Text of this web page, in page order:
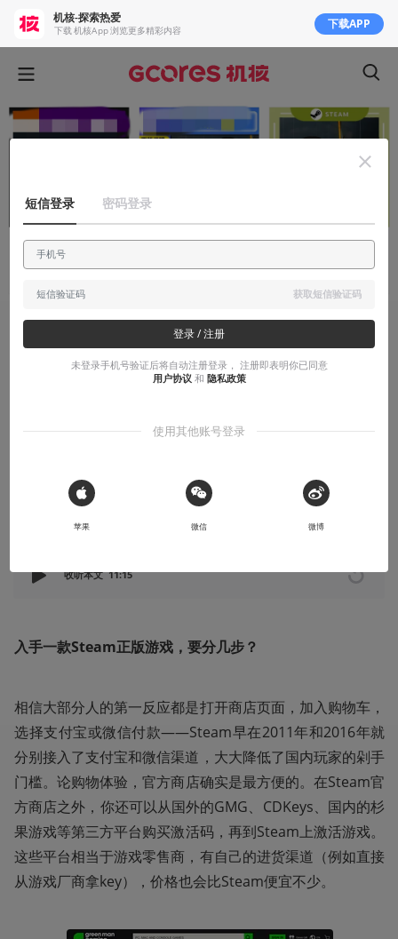
你在淘宝买过Steam游戏吗？我和其中一
“骗子故意要搞你，你一点办法都没有”
本文系用户投稿，不代表机核网观点
收听本文 11:15
入手一款Steam正版游戏，要分几步？
相信大部分人的第一反应都是打开商店页面，加入购物车，
选择支付宝或微信付款——Steam早在2011年和2016年就
分别接入了支付宝和微信渠道，大大降低了国内玩家的剁手
门槛。论购物体验，官方商店确实是最方便的。在Steam官
方商店之外，你还可以从国外的GMG、CDKeys、国内的杉
果游戏等第三方平台购买激活码，再到Steam上激活游戏。
这些平台相当于游戏零售商，有自己的进货渠道（例如直接
从游戏厂商拿key），价格也会比Steam便宜不少。
机核-探索热爱
下载 机核App 浏览更多精彩内容 下载APP
短信登录 密码登录
获取短信验证码
登录 / 注册
未登录手机号验证后将自动注册登录， 注册即表明你已同意
用户协议 和 隐私政策
使用其他账号登录
 Sign in with Apple
苹果 微信 微博